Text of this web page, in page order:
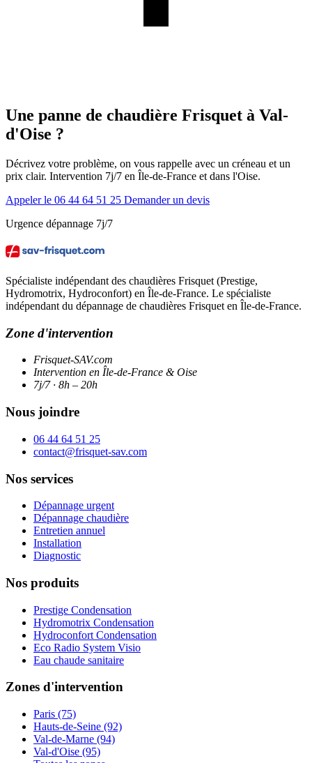
Une panne de chaudière Frisquet à Val-
d'Oise ?
Décrivez votre problème, on vous rappelle avec un créneau et un
prix clair. Intervention 7j/7 en Île-de-France et dans l'Oise.
Appeler le 06 44 64 51 25 Demander un devis
Urgence dépannage 7j/7
Spécialiste indépendant des chaudières Frisquet (Prestige,
Hydromotrix, Hydroconfort) en Île-de-France. Le spécialiste
indépendant du dépannage de chaudières Frisquet en Île-de-France.
Zone d'intervention
Frisquet-SAV.com
Intervention en Île-de-France & Oise
7j/7 · 8h – 20h
Nous joindre
06 44 64 51 25
contact@frisquet-sav.com
Nos services
Dépannage urgent
Dépannage chaudière
Entretien annuel
Installation
Diagnostic
Nos produits
Prestige Condensation
Hydromotrix Condensation
Hydroconfort Condensation
Eco Radio System Visio
Eau chaude sanitaire
Zones d'intervention
Paris (75)
Hauts-de-Seine (92)
Val-de-Marne (94)
Val-d'Oise (95)